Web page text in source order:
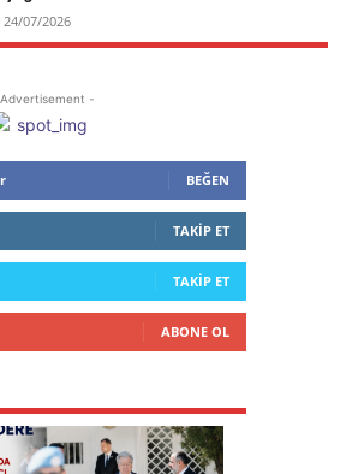
24/07/2026
-
BEĞEN
TAKIP ET
TAKIP ET
ABONE OL